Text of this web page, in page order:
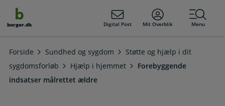
borger.dk Digital Post Mit Overblik Menu
Forside Sundhed og sygdom
Støtte og hjælp i dit
sygdomsforløb
Hjælp i hjemmet
Forebyggende
indsatser målrettet ældre